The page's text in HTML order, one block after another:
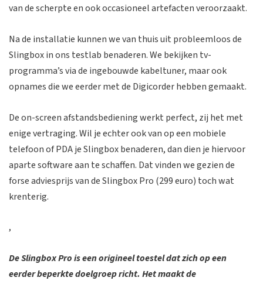
van de scherpte en ook occasioneel artefacten veroorzaakt.
Na de installatie kunnen we van thuis uit probleemloos de
Slingbox in ons testlab benaderen. We bekijken tv-
programma’s via de ingebouwde kabeltuner, maar ook
opnames die we eerder met de Digicorder hebben gemaakt.
De on-screen afstandsbediening werkt perfect, zij het met
enige vertraging. Wil je echter ook van op een mobiele
telefoon of PDA je Slingbox benaderen, dan dien je hiervoor
aparte software aan te schaffen. Dat vinden we gezien de
forse adviesprijs van de Slingbox Pro (299 euro) toch wat
krenterig.
,
De Slingbox Pro is een origineel toestel dat zich op een
eerder beperkte doelgroep richt. Het maakt de